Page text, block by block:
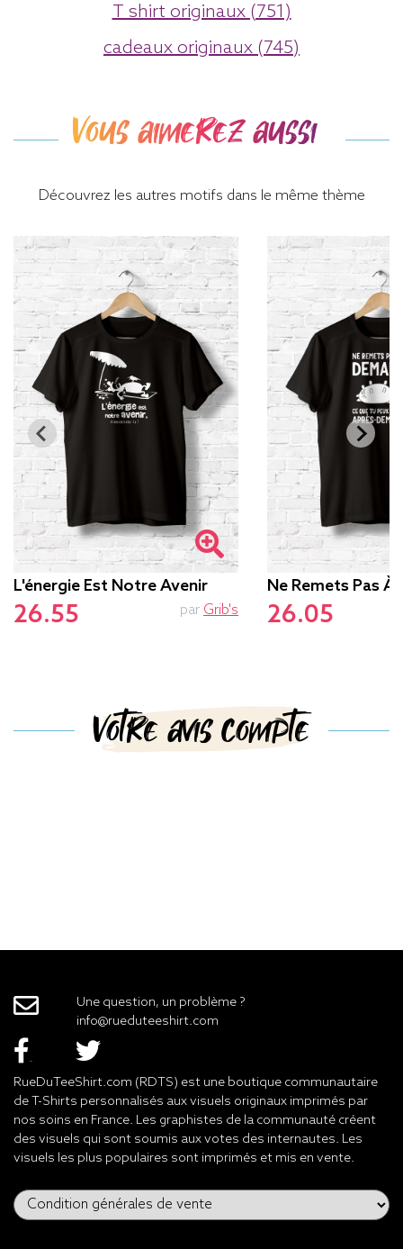
T shirt originaux (751)
cadeaux originaux (745)
Vous aimerez aussi
Découvrez les autres motifs dans le même thème
L'énergie Est Notre Avenir
26.55 par Grib's
Ne Remets Pas À
26.05
Votre avis compte
Une question, un problème ?
info@rueduteeshirt.com
RueDuTeeShirt.com (RDTS) est une boutique communautaire
de T-Shirts personnalisés aux visuels originaux imprimés par
nos soins en France. Les graphistes de la communauté créent
des visuels qui sont soumis aux votes des internautes. Les
visuels les plus populaires sont imprimés et mis en vente.